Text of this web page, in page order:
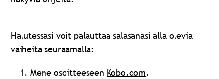
Halutessasi voit palauttaa salasanasi alla olevia
vaiheita seuraamalla:
Mene osoitteeseen Kobo.com.